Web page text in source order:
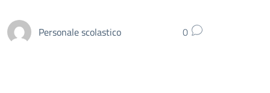
Personale scolastico 0